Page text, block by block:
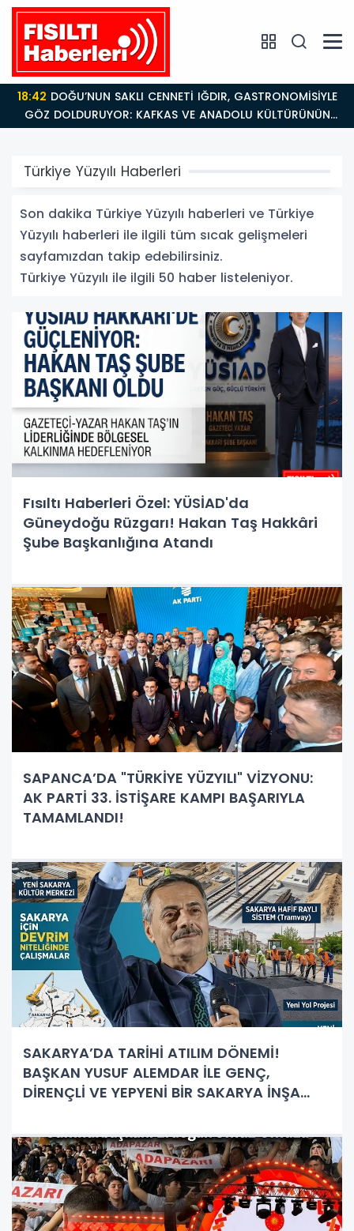
18:26Fısıltı Haberleri Iğdır Tanıtımları Devam Ediyor:
Türkiye’nin Doğu Kapısı Iğdır’ın Saklı Cennetleri
Keşfedilmeyi Bekliyor
Türkiye Yüzyılı Haberleri
Son dakika Türkiye Yüzyılı haberleri ve Türkiye
Yüzyılı haberleri ile ilgili tüm sıcak gelişmeleri
sayfamızdan takip edebilirsiniz.
Türkiye Yüzyılı ile ilgili 50 haber listeleniyor.
Fısıltı Haberleri Özel: YÜSİAD'da
Güneydoğu Rüzgarı! Hakan Taş Hakkâri
Şube Başkanlığına Atandı
SAPANCA’DA "TÜRKİYE YÜZYILI" VİZYONU:
AK PARTİ 33. İSTİŞARE KAMPI BAŞARIYLA
TAMAMLANDI!
SAKARYA’DA TARİHİ ATILIM DÖNEMİ!
BAŞKAN YUSUF ALEMDAR İLE GENÇ,
DİRENÇLİ VE YEPYENİ BİR SAKARYA İNŞA